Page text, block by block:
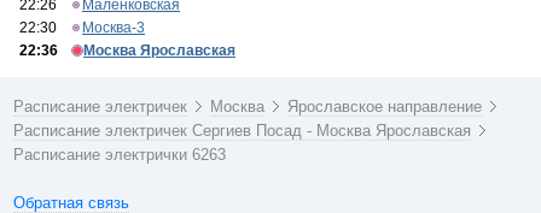
22:26
Маленковская
22:30
Москва-3
22:36
Москва Ярославская
Расписание электричек Москва
Ярославское направление
Расписание электричек Сергиев Посад - Москва Ярославская
Расписание электрички 6263
Обратная связь